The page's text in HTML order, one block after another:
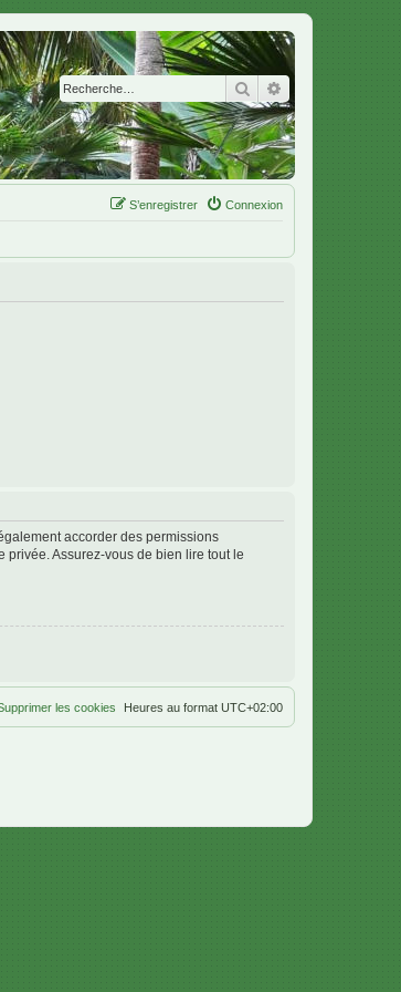
Rechercher
Connexion
S’enregistrer
accorder des permissions
privée. Assurez-vous de bien lire tout le
Heures au format UTC+02:00
les cookies